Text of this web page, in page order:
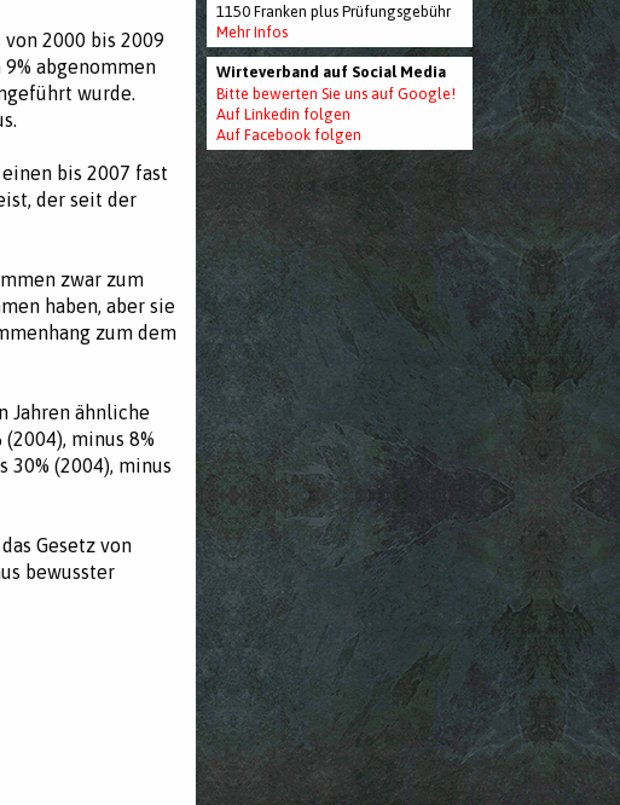
2000 bis 2009
abgenommen
wurde.
bis 2007 fast
der seit der
zwar zum
haben, aber sie
zum dem
Jahren ähnliche
minus 8%
30% (2004), minus
Gesetz von
bewusster
1150 Franken plus Prüfungsgebühr
Mehr Infos
Wirteverband auf Social Media
Bitte bewerten Sie uns auf Google!
Auf Linkedin folgen
Auf Facebook folgen